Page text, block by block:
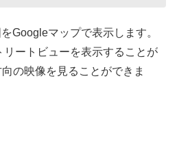
Googleマップで表示します。
ートビューを表示することが
の映像を見ることができま